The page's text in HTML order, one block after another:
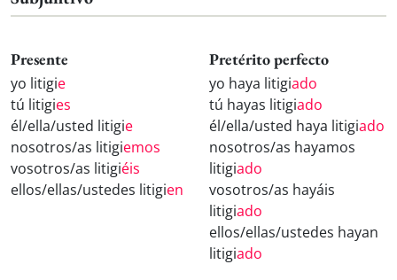
Presente
yo litigie
tú litigies
él/ella/usted litigie
nosotros/as litigiemos
vosotros/as litigiéis
ellos/ellas/ustedes litigien
Pretérito perfecto
yo haya litigiado
tú hayas litigiado
él/ella/usted haya litigiado
nosotros/as hayamos
litigiado
vosotros/as hayáis
litigiado
ellos/ellas/ustedes hayan
litigiado